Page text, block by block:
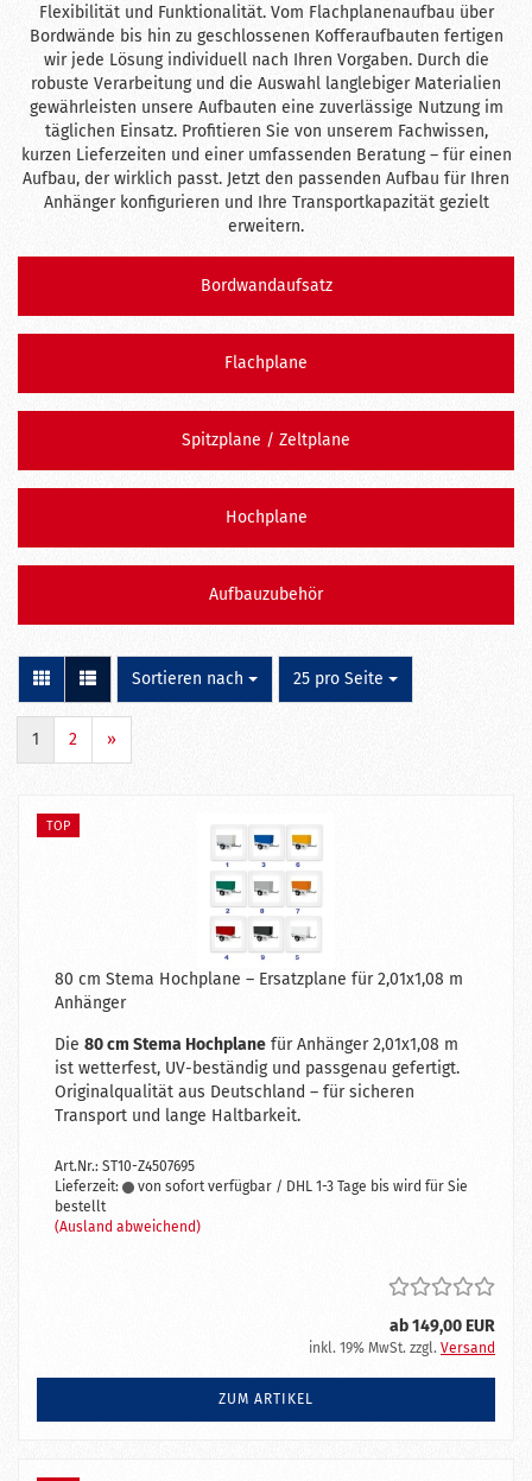
Flexibilität und Funktionalität. Vom Flachplanenaufbau über
Bordwände bis hin zu geschlossenen Kofferaufbauten fertigen
wir jede Lösung individuell nach Ihren Vorgaben. Durch die
robuste Verarbeitung und die Auswahl langlebiger Materialien
gewährleisten unsere Aufbauten eine zuverlässige Nutzung im
täglichen Einsatz. Profitieren Sie von unserem Fachwissen,
kurzen Lieferzeiten und einer umfassenden Beratung – für einen
Aufbau, der wirklich passt. Jetzt den passenden Aufbau für Ihren
Anhänger konfigurieren und Ihre Transportkapazität gezielt
erweitern.
Bordwandaufsatz
Flachplane
Spitzplane / Zeltplane
Hochplane
Aufbauzubehör
Sortieren nach
Sortieren nach 25 pro Seite
pro Seite
1 2 »
TOP
80 cm Stema Hochplane – Ersatzplane für 2,01x1,08 m
Anhänger
Die 80 cm Stema Hochplane für Anhänger 2,01x1,08 m
ist wetterfest, UV-beständig und passgenau gefertigt.
Originalqualität aus Deutschland – für sicheren
Transport und lange Haltbarkeit.
Art.Nr.: ST10-Z4507695
Lieferzeit:
von sofort verfügbar / DHL 1-3 Tage bis wird für Sie
bestellt
(Ausland abweichend)
ab 149,00 EUR
inkl. 19% MwSt. zzgl. Versand
ZUM ARTIKEL